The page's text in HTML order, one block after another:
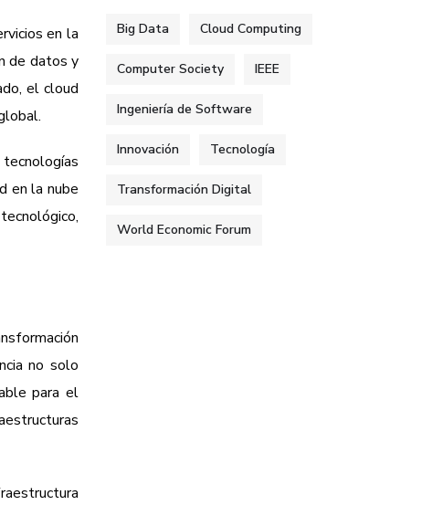
en la
de datos y
el cloud
en la nube
no solo
para el
Big Data Cloud Computing
Computer Society IEEE
Ingeniería de Software
Innovación Tecnología
Transformación Digital
World Economic Forum